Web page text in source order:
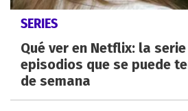
SERIES
Qué ver en Netflix: la
episodios que se puede
de semana